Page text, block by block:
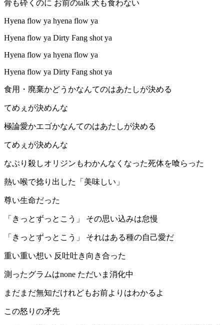
骨も砕くのに お前のtalk 犬も食わない
Hyena flow ya hyena flow ya
Hyena flow ya Dirty Fang shot ya
Hyena flow ya hyena flow ya
Hyena flow ya Dirty Fang shot ya
食用・廃棄かどうかなんてのはあたしが決める
てめぇが決めんな
極論愛かエゴかなんてのはあたしが決める
てめぇが決めんな
なぶり殺しオリジンもわかんなくなった死体を喰らった
熱い喉で捻り出した「美味しい」
尊い生命だった
「きっとずっとこう」 その思い込みは怠慢
「きっとずっとこう」 それはある種の自己愛だ
重い重い想い 反吐吐き向き合った
測ったグラムはnone ただいま消化中
まだまだ無知だけれどもお前よりはわかるよ
この怒りの矛先